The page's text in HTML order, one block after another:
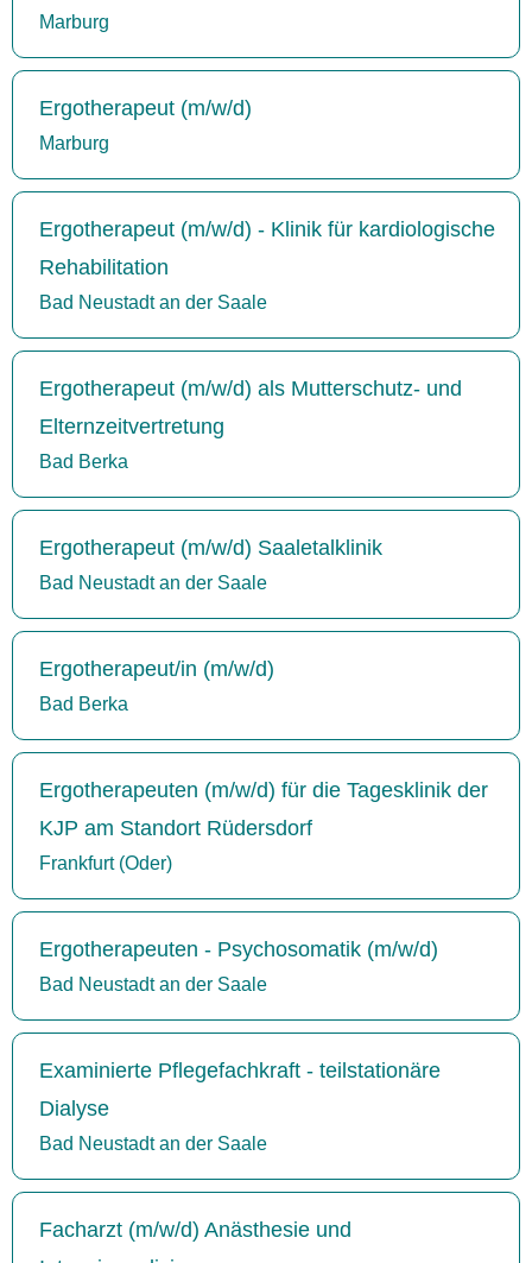
Marburg
Ergotherapeut (m/w/d)
Marburg
Ergotherapeut (m/w/d) - Klinik für kardiologische
Rehabilitation
Bad Neustadt an der Saale
Ergotherapeut (m/w/d) als Mutterschutz- und
Elternzeitvertretung
Bad Berka
Ergotherapeut (m/w/d) Saaletalklinik
Bad Neustadt an der Saale
Ergotherapeut/in (m/w/d)
Bad Berka
Ergotherapeuten (m/w/d) für die Tagesklinik der
KJP am Standort Rüdersdorf
Frankfurt (Oder)
Ergotherapeuten - Psychosomatik (m/w/d)
Bad Neustadt an der Saale
Examinierte Pflegefachkraft - teilstationäre
Dialyse
Bad Neustadt an der Saale
Facharzt (m/w/d) Anästhesie und